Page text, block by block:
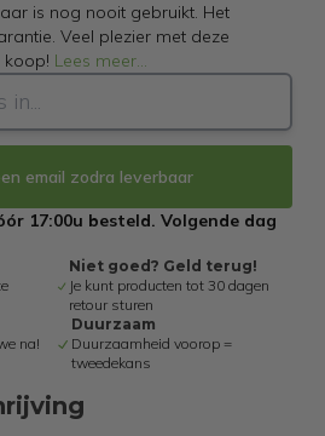
is nog nooit gebruikt. Het
Veel plezier met deze
koop! Lees meer...
email zodra leverbaar
17:00u besteld. Volgende dag
Niet goed? Geld terug!
Je kunt producten tot 30 dagen
retour sturen
na!
Duurzaam
Duurzaamheid voorop =
tweedekans